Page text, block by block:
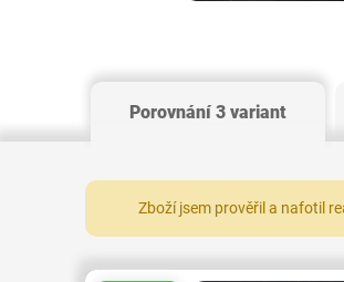
Porovnání 3 variant
Zboží jsem prověřil a nafotil